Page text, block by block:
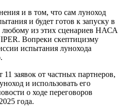
и в том, что сам луноход
и будет готов к запуску в
любому из этих сценариев НАСА
Вопреки скептицизму
испытания лунохода
заявок от частных партнеров,
и использовать его
о ходе переговоров
года.